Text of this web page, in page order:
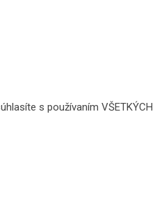
s používaním